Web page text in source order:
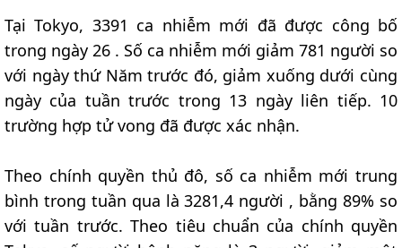
Tại Tokyo, 3391 ca nhiễm mới đã được công bố
trong ngày 26 . Số ca nhiễm mới giảm 781 người so
với ngày thứ Năm trước đó, giảm xuống dưới cùng
ngày của tuần trước trong 13 ngày liên tiếp. 10
trường hợp tử vong đã được xác nhận.
Theo chính quyền thủ đô, số ca nhiễm mới trung
bình trong tuần qua là 3281,4 người , bằng 89% so
với tuần trước. Theo tiêu chuẩn của chính quyền